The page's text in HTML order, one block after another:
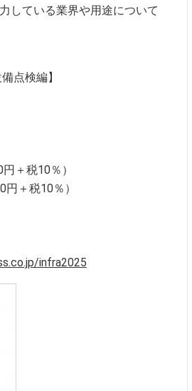
している業界や用途について
点検編】
＋税10％）
税10％）
infra2025